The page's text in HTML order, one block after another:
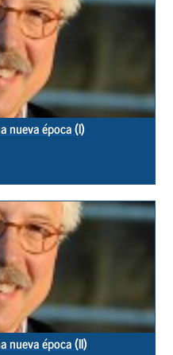
nueva época (I)
nueva época (II)